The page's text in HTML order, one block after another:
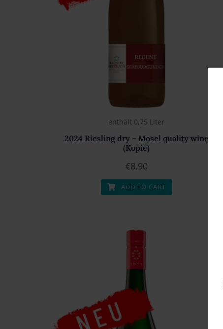
enthält 0,75 Liter
2024 Riesling dry – Mosel quality wine
(Kopie)
€8,90
ADD TO CART